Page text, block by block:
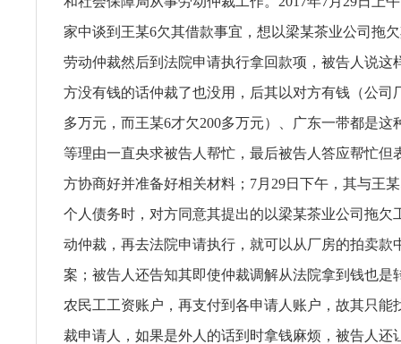
家中谈到王某6欠其借款事宜，想以梁某茶业公司拖
劳动仲裁然后到法院申请执行拿回款项，被告人说这
方没有钱的话仲裁了也没用，后其以对方有钱（公司
多万元，而王某6才欠200多万元）、广东一带都是这
等理由一直央求被告人帮忙，最后被告人答应帮忙但
方协商好并准备好相关材料；7月29日下午，其与王
个人债务时，对方同意其提出的以梁某茶业公司拖欠
动仲裁，再去法院申请执行，就可以从厂房的拍卖款
案；被告人还告知其即使仲裁调解从法院拿到钱也是
农民工工资账户，再支付到各申请人账户，故其只能
裁申请人，如果是外人的话到时拿钱麻烦，被告人还